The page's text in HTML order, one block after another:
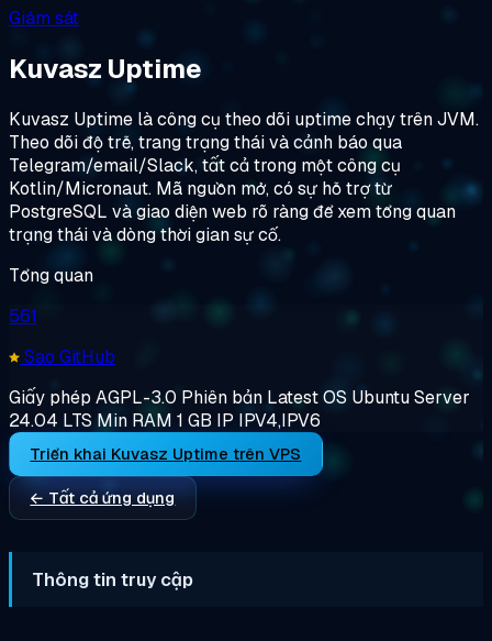
Giám sát
Kuvasz Uptime
Kuvasz Uptime là công cụ theo dõi uptime chạy trên JVM.
Theo dõi độ trễ, trang trạng thái và cảnh báo qua
Telegram/email/Slack, tất cả trong một công cụ
Kotlin/Micronaut. Mã nguồn mở, có sự hỗ trợ từ
PostgreSQL và giao diện web rõ ràng để xem tổng quan
trạng thái và dòng thời gian sự cố.
Tổng quan
561
Sao GitHub
Giấy phép AGPL-3.0 Phiên bản LatestOS Ubuntu Server
24.04 LTS Min RAM 1 GB IP IPV4,IPV6
Triển khai Kuvasz Uptime trên VPS
← Tất cả ứng dụng
Thông tin truy cập